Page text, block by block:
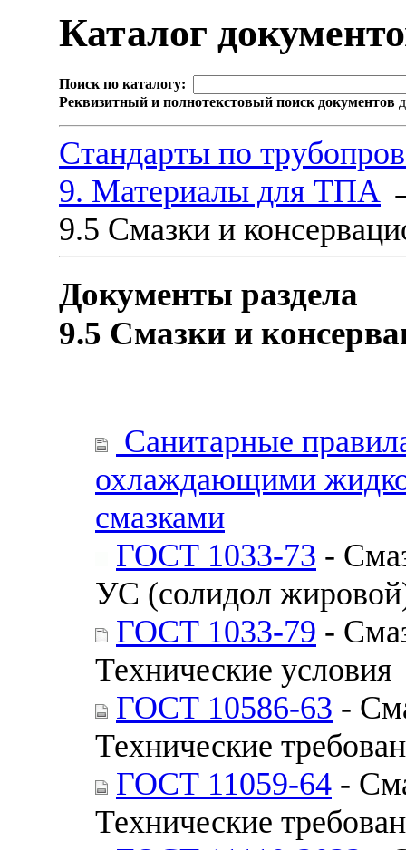
Каталог
Поиск по каталогу:
Реквизитный и полнотекстовый поиск документов
Стандарты по
9. Материалы для ТПА
9.5 Смазки и
Документы раздела
9.5 Смазки и
Санитарные
охлаждающими
смазками
ГОСТ 1033-73 -
УС (солидол
ГОСТ 1033-79 -
Технические условия
ГОСТ 10586-63 -
Технические
ГОСТ 11059-64 -
Технические